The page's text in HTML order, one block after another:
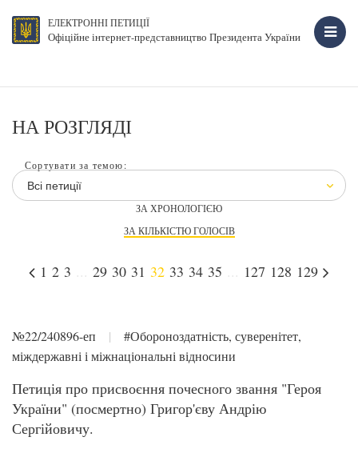
ЕЛЕКТРОННІ ПЕТИЦІЇ
Офіційне інтернет-представництво Президента України
НА РОЗГЛЯДІ
Сортувати за темою:
Всі петиції
ЗА ХРОНОЛОГІЄЮ
ЗА КІЛЬКІСТЮ ГОЛОСІВ
1 2 3 29 30 31 32 33 34 35 127 128 129
№22/240896-еп |
#Обороноздатність, суверенітет,
міждержавні і міжнаціональні відносини
Петиція про присвоєння почесного звання "Героя
України" (посмертно) Григор'єву Андрію
Сергійовичу.